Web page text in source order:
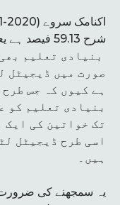
بنیادی تعلیم
صورت میں ڈیجیٹل
ہے کیوں کہ جس
بنیادی تعلیم کو
تک خواتین کی ایک
اسی طرح ڈیجیٹل
ہیں۔
یہ سمجھنے کی ضرورت